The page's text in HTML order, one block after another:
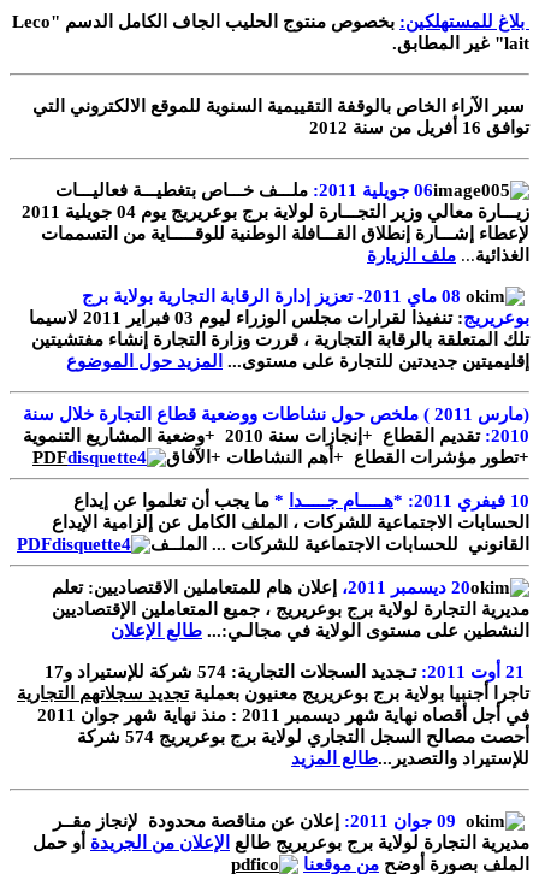
بلاغ للمستهلكين:
بخصوص منتوج الحليب الجاف الكامل الدسم "Leco
lait" غير المطابق.
سبر الآراء الخاص بالوقفة التقييمية السنوية للموقع الالكتروني التي
توافق 16 أفريل من سنة 2012
06 جويلية 2011:
ملـــف خـــاص بتغطيـــة فعاليـــات
زيـــارة معالي وزير التجـــارة لولاية برج بوعريريج يوم 04 جويلية 2011
لإعطاء إشـــارة إنطلاق القـــافلة الوطنية للوقـــــاية من التسممات
الغذائية... ملف الزيارة
08 ماي 2011- تعزيز إدارة الرقابة التجارية بولاية برج
بوعريريج:
تنفيذا لقرارات مجلس الوزراء ليوم 03 فبراير 2011 لاسيما
تلك المتعلقة بالرقابة التجارية ، قررت وزارة التجارة إنشاء مفتشيتين
إقليميتين جديدتين للتجارة على مستوى... المزيد حول الموضوع
(مارس 2011 ) ملخص حول نشاطات ووضعية قطاع التجارة خلال سنة
2010:
تقديم القطاع +إنجازات سنة 2010 +وضعية المشاريع التنموية
+تطور مؤشرات القطاع +أهم النشاطات +الآفاق
PDF
10 فيفري 2011: *هـــــام جـــــدا * ما يجب أن تعلموا عن إيداع
الحسابات الاجتماعية للشركات ، الملف الكامل عن إلزامية الإيداع
القانوني للحسابات الاجتماعية للشركات ... الملــف
PDF
20 ديسمبر 2011، إعلان هام للمتعاملين الاقتصاديين:تعلم
مديرية التجارة لولاية برج بوعريريج ، جميع المتعاملين الإقتصاديين
النشطين على مستوى الولاية في مجالـي:... طالع الإعلان
21 أوت 2011: تـجديد السجلات التجارية:
574 شركة للإستيراد و17
تاجرا أجنبيا بولاية برج بوعريريج معنيون بعمليةتجديد سجلاتهم التجارية
في أجل أقصاه نهاية شهر ديسمبر 2011 :
منذ نهاية شهر جوان 2011
أحصت مصالح السجل التجاري لولاية برج بوعريريج 574 شركة
للإستيراد والتصدير...طالع المزيد
09 جوان 2011:
إعلان عن مناقصة محدودة لإنجاز مقــر
مديرية التجارة لولاية برج بوعريريج طالع الإعلان من الجريدة أو حمل
الملف بصورة أوضح من موقعنا